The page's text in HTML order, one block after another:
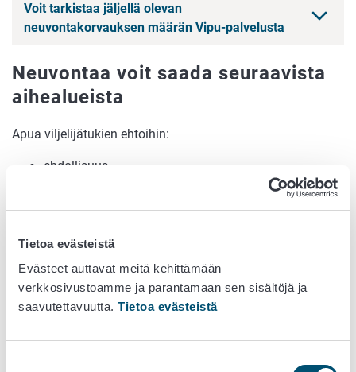
Tietoa evästeistä
Evästeet auttavat meitä kehittämään
verkkosivustoamme ja parantamaan sen sisältöjä ja
saavutettavuutta. Tietoa evästeistä
Voit tarkistaa jäljellä olevan
neuvontakorvauksen määrän Vipu-palvelusta
Neuvontaa voit saada seuraavista
aihealueista
Apua viljelijätukien ehtoihin:
ehdollisuus
viljelijän oman jaksaminen ja hyvinvointi
työturvallisuus ja työolot
oman osaamisen ja tietotaidon kehittäminen